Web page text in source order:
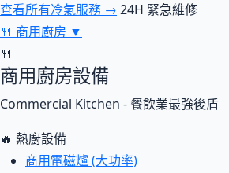
查看所有冷氣服務 → 24H 緊急維修
🍴 商用廚房 ▼
🍴
商用廚房設備
Commercial Kitchen - 餐飲業最強後盾
🔥 熱廚設備
商用電磁爐 (大功率)